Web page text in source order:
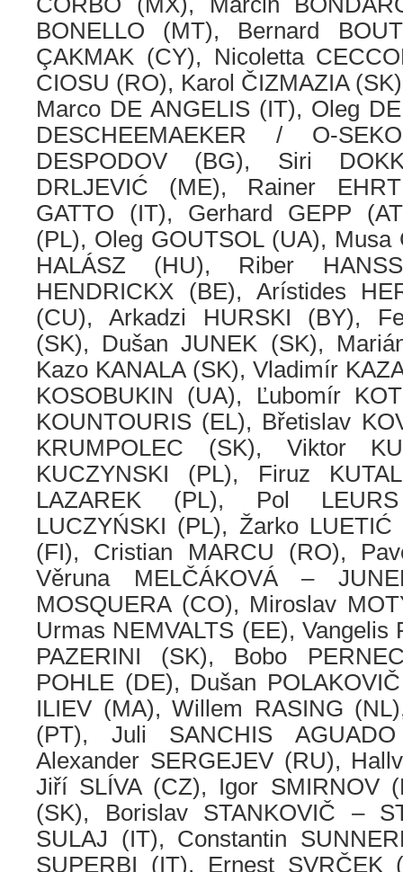
BONELLO (MT), Bernard
ÇAKMAK (CY), Nicoletta
CIOSU (RO), Karol ČIZMAZIA
Marco DE ANGELIS (IT), Oleg
DESCHEEMAEKER / O-
DESPODOV (BG), Siri
DRLJEVIĆ (ME), Rainer
GATTO (IT), Gerhard GEPP
(PL), Oleg GOUTSOL (UA), Musa
HALÁSZ (HU), Riber
HENDRICKX (BE), Arístides
(CU), Arkadzi HURSKI (BY),
(SK), Dušan JUNEK (SK),
Kazo KANALA (SK), Vladimír
KOSOBUKIN (UA), Ľubomír
KOUNTOURIS (EL), Břetislav
KRUMPOLEC (SK), Viktor
KUCZYNSKI (PL), Firuz
LAZAREK (PL), Pol
LUCZYŃSKI (PL), Žarko
(FI), Cristian MARCU (RO),
Věruna MELČÁKOVÁ –
MOSQUERA (CO), Miroslav
Urmas NEMVALTS (EE), Vangelis
PAZERINI (SK), Bobo
POHLE (DE), Dušan
ILIEV (MA), Willem RASING
(PT), Juli SANCHIS
Alexander SERGEJEV (RU),
Jiří SLÍVA (CZ), Igor SMIRNOV
(SK), Borislav STANKOVIČ –
SULAJ (IT), Constantin
SUPERBI (IT), Ernest SVRČEK